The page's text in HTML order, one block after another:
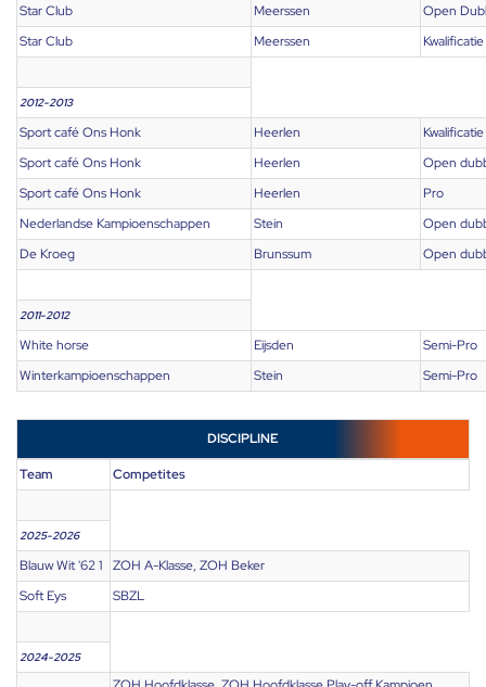
Star Club
Meerssen
Open
Star Club
Meerssen Kwalificatie
2012-2013
Sport café Ons Honk Heerlen
Kwalificatie
Sport café Ons Honk
Heerlen
Open
Sport café Ons Honk
Heerlen
Pro
Nederlandse Kampioenschappen
Stein
Open
De Kroeg
Brunssum Open
2011-2012
White horse Eijsden
Semi-Pro
Winterkampioenschappen
Stein Semi-Pro
DISCIPLINE
Team Competites
2025-2026
Blauw Wit '62 1
ZOH A-Klasse, ZOH Beker
Soft Eys
SBZL
2024-2025